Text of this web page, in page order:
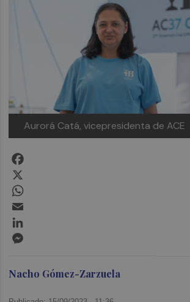
Aurorá Catá, vicepresidenta de ACE
Nacho Gómez-Zarzuela